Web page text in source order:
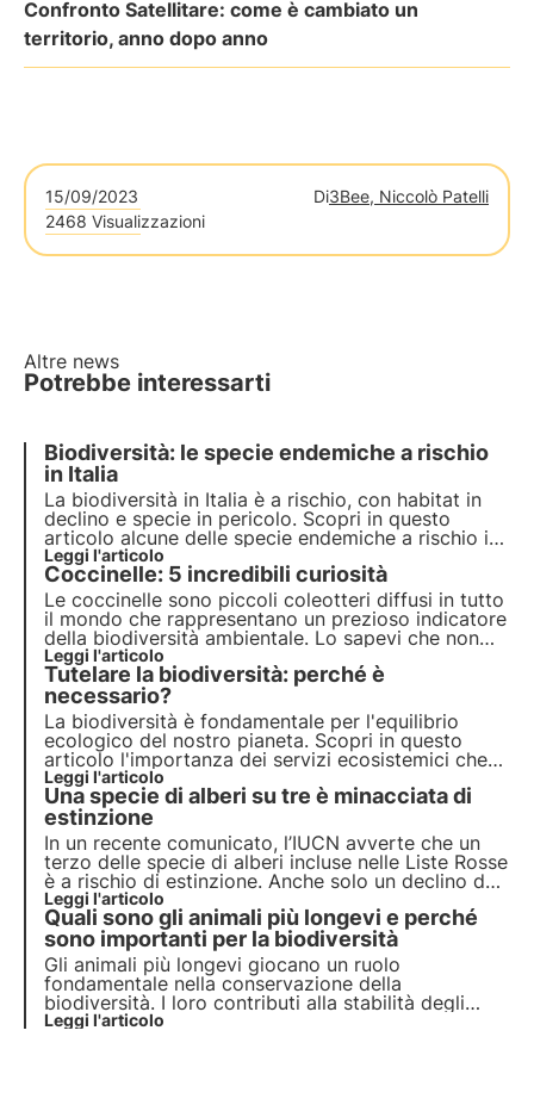
Confronto Satellitare: come è cambiato un
territorio, anno dopo anno
15/09/2023 Di3Bee, Niccolò Patelli
2468 Visualizzazioni
Altre news
Potrebbe interessarti
Biodiversità: le specie endemiche a rischio
in Italia
La biodiversità in Italia è a rischio, con habitat in
declino e specie in pericolo. Scopri in questo
articolo alcune delle specie endemiche a rischio in
Italia e come il progetto Oasi della Biodiversità di
3Bee può contribuire alla creazione del più grande
corridoio ecologico d'Europa.
Leggi l'articolo
Coccinelle: 5 incredibili curiosità
Le coccinelle sono piccoli coleotteri diffusi in tutto
il mondo che rappresentano un prezioso indicatore
della biodiversità ambientale. Lo sapevi che non
tutte sono rosse con le macchie nere? O che in
inverno si ibernano? Scopri in questo articolo le
cinque migliori curiosità sulle coccinelle.
Leggi l'articolo
Tutelare la biodiversità: perché è
necessario?
La biodiversità è fondamentale per l'equilibrio
ecologico del nostro pianeta. Scopri in questo
articolo l'importanza dei servizi ecosistemici che
offre, il costo della sua perdita e le strategie
essenziali per la sua conservazione.
Leggi l'articolo
Una specie di alberi su tre è minacciata di
estinzione
In un recente comunicato, l’IUCN avverte che un
terzo delle specie di alberi incluse nelle Liste Rosse
è a rischio di estinzione. Anche solo un declino del
numero di alberi porterebbe a conseguenze
estremamente serie e servono azioni concrete per
scongiurare questo rischio.
Leggi l'articolo
Quali sono gli animali più longevi e perché
sono importanti per la biodiversità
Gli animali più longevi giocano un ruolo
fondamentale nella conservazione della
biodiversità. I loro contributi alla stabilità degli
ecosistemi e delle popolazioni sono insostituibili e
Leggi l'articolo